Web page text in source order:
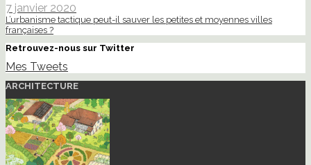
7 janvier 2020
L’urbanisme tactique peut-il sauver les petites et moyennes villes
françaises ?
Retrouvez-nous sur Twitter
Mes Tweets
ARCHITECTURE